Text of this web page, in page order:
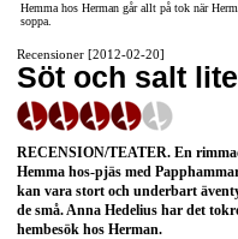
Hemma hos Herman går allt på tok när
soppa.
Recensioner [2012-02-20]
Söt och salt
RECENSION/TEATER. En
Hemma hos-pjäs med
kan vara stort och underbart
de små. Anna Hedelius har det
hembesök hos Herman.